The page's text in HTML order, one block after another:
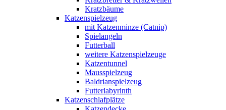
Kratzbäume
Katzenspielzeug
mit Katzenminze (Catnip)
Spielangeln
Futterball
weitere Katzenspielzeuge
Katzentunnel
Mausspielzeug
Baldrianspielzeug
Futterlabyrinth
Katzenschlafplätze